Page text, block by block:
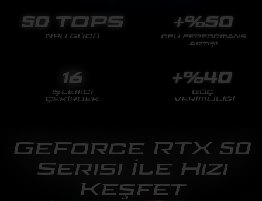
GeForce RTX 50
Serisi İle Hızı
Keşfet